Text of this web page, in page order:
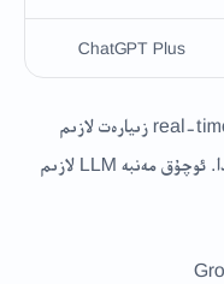
ChatGPT Plus
قاچان Grok تاللاش: X سانلىق مەلۇماتىغا real-time زىيارەت لازىم
بولغاندا. ھازىل ۋە ئەركىن سۆھبەت خالىغاندا. ئوچۇق مەنبە LLM لازىم